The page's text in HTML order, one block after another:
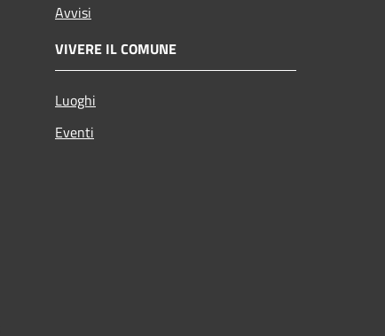
Avvisi
VIVERE IL COMUNE
Luoghi
Eventi